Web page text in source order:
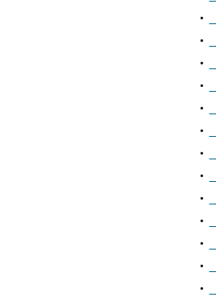
・
・
・
・
・
・
・
・
・
・
・
・
・